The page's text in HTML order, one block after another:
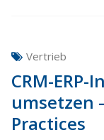
Vertrieb
CRM-
umsetzen
Practices